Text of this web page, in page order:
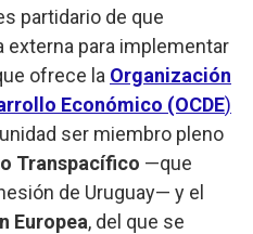
partidario de que
externa para implementar
ofrece la Organización
Económico (OCDE)
ser miembro pleno
Transpacífico —que
de Uruguay— y el
Europea, del que se